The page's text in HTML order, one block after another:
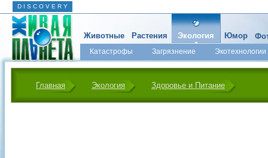
D I S C O V E R Y
Животные Растения Экология
Катастрофы Загрязнение Экотехнологии
Юмор
Главная Экология Здоровье и Питание